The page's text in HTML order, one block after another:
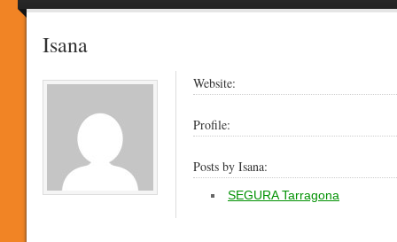
Isana
Website:
Profile:
Posts by Isana:
SEGURA Tarragona